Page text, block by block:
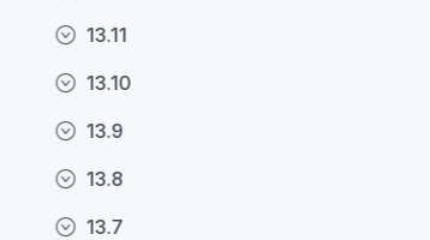
13.11
13.10
13.9
13.8
13.7